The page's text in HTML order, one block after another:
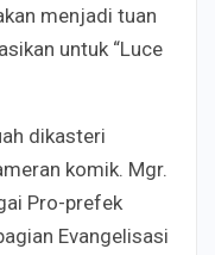
menjadi tuan
untuk “Luce
dikasteri
komik. Mgr.
Pro-prefek
Evangelisasi